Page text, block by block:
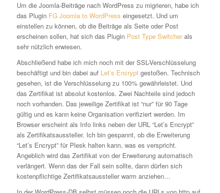
Um die Joomla-Beiträge nach WordPress zu migrieren, habe ich
das Plugin FG Joomla to WordPress eingesetzt. Und um
einstellen zu können, ob die Beiträge als Seite oder Post
erscheinen sollen, hat sich das Plugin Post Type Switcherals
sehr nützlich erwiesen.
Abschließend habe ich mich noch mit der SSL-Verschlüsselung
beschäftigt und bin dabei auf Let’s Encryptgestoßen. Technisch
gesehen, ist die Verschlüsselung zu 100% gewährleistet. Und
das Zertifikat ist absolut kostenlos. Zwei Nachteile sind jedoch
noch vorhanden. Das jeweilige Zertifikat ist “nur” für 90 Tage
gültig und es kann keine Organisation verifiziert werden. Im
Browser erscheint als Info links neben der URL “Let’s Encrypt”
als Zertifikatsaussteller. Ich bin gespannt, ob die Erweiterung
“Let’s Encrypt” für Plesk halten kann, was es verspricht.
Angeblich wird das Zertifikat von der Erweiterung automatisch
verlängert. Wenn das der Fall sein sollte, dann dürfen sich
kostenpflichtige Zertifikatsaussteller warm anziehen…